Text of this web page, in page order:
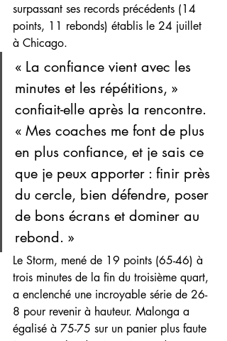
surpassant ses records précédents (14
points, 11 rebonds) établis le 24 juillet
à Chicago.
« La confiance vient avec les
minutes et les répétitions, »
confiait-elle après la rencontre.
« Mes coaches me font de plus
en plus confiance, et je sais ce
que je peux apporter : finir près
du cercle, bien défendre, poser
de bons écrans et dominer au
rebond. »
Le Storm, mené de 19 points (65-46) à
trois minutes de la fin du troisième quart,
a enclenché une incroyable série de 26-
8 pour revenir à hauteur. Malonga a
égalisé à 75-75 sur un panier plus faute